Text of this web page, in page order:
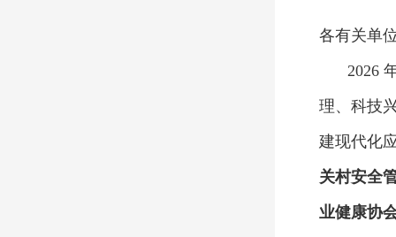
各有关单
2026
理、科技
建现代化
关村安全
业健康协